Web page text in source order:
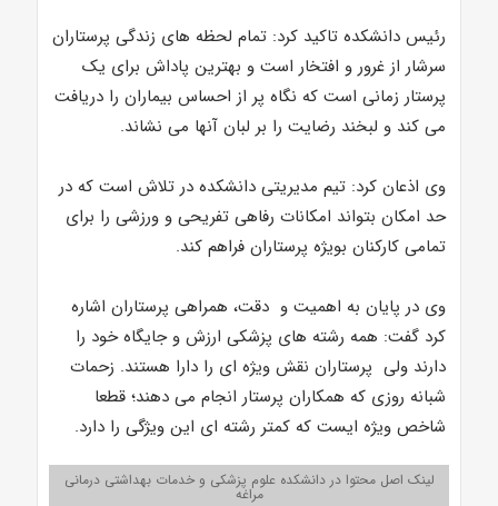
رئیس دانشکده تاکید کرد: تمام لحظه های زندگی پرستاران
سرشار از غرور و افتخار است و بهترین پاداش برای یک
پرستار زمانی است که نگاه پر از احساس بیماران را دریافت
می کند و لبخند رضایت را بر لبان آنها می نشاند.
وی اذعان کرد: تیم مدیریتی دانشکده در تلاش است که در
حد امکان بتواند امکانات رفاهی تفریحی و ورزشی را برای
تمامی کارکنان بویژه پرستاران فراهم کند.
وی در پایان به اهمیت و دقت، همراهی پرستاران اشاره
کرد گفت: همه رشته های پزشکی ارزش و جایگاه خود را
دارند ولی پرستاران نقش ویژه ای را دارا هستند. زحمات
شبانه روزی که همکاران پرستار انجام می دهند؛ قطعا
شاخص ویژه ایست که کمتر رشته ای این ویژگی را دارد.
لینک اصل محتوا در دانشکده علوم پزشکی و خدمات بهداشتی درمانی
مراغه